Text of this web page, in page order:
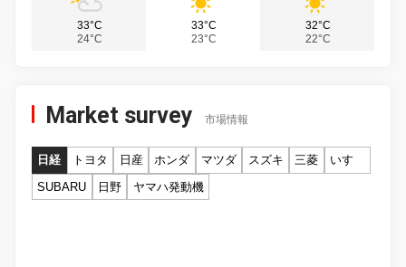
33°C
24°C
33°C
23°C
32°C
22°C
Market survey 市場情報
日経 トヨタ 日産 ホンダ マツダ スズキ 三菱
いすゞ
SUBARU
日野 ヤマハ発動機